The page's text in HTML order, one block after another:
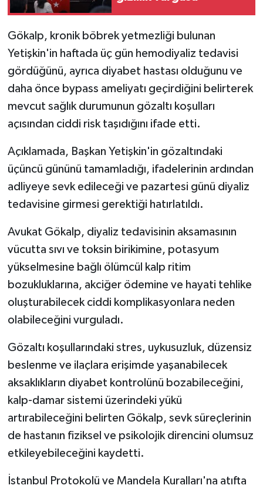
Gökalp, kronik böbrek yetmezliği bulunan
Yetişkin'in haftada üç gün hemodiyaliz tedavisi
gördüğünü, ayrıca diyabet hastası olduğunu ve
daha önce bypass ameliyatı geçirdiğini belirterek
mevcut sağlık durumunun gözaltı koşulları
açısından ciddi risk taşıdığını ifade etti.
Açıklamada, Başkan Yetişkin'in gözaltındaki
üçüncü gününü tamamladığı, ifadelerinin ardından
adliyeye sevk edileceği ve pazartesi günü diyaliz
tedavisine girmesi gerektiği hatırlatıldı.
Avukat Gökalp, diyaliz tedavisinin aksamasının
vücutta sıvı ve toksin birikimine, potasyum
yükselmesine bağlı ölümcül kalp ritim
bozukluklarına, akciğer ödemine ve hayati tehlike
oluşturabilecek ciddi komplikasyonlara neden
olabileceğini vurguladı.
Gözaltı koşullarındaki stres, uykusuzluk, düzensiz
beslenme ve ilaçlara erişimde yaşanabilecek
aksaklıkların diyabet kontrolünü bozabileceğini,
kalp-damar sistemi üzerindeki yükü
artırabileceğini belirten Gökalp, sevk süreçlerinin
de hastanın fiziksel ve psikolojik direncini olumsuz
etkileyebileceğini kaydetti.
İstanbul Protokolü ve Mandela Kuralları'na atıfta